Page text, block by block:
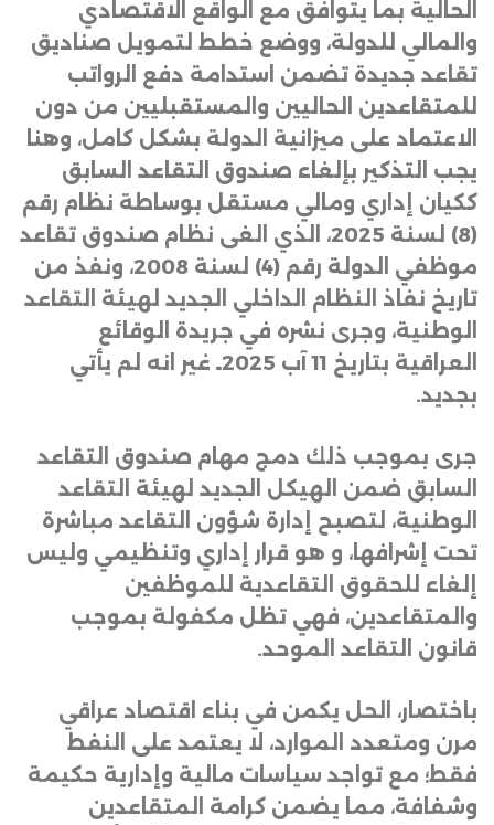
الحالية بما يتوافق مع الواقع الاقتصادي
والمالي للدولة، ووضع خطط لتمويل صناديق
تقاعد جديدة تضمن استدامة دفع الرواتب
للمتقاعدين الحاليين والمستقبليين من دون
الاعتماد على ميزانية الدولة بشكل كامل، وهنا
يجب التذكير بإلغاء صندوق التقاعد السابق
ككيان إداري ومالي مستقل بوساطة نظام رقم
(8) لسنة 2025، الذي الغى نظام صندوق تقاعد
موظفي الدولة رقم (4) لسنة 2008، ونفذ من
تاريخ نفاذ النظام الداخلي الجديد لهيئة التقاعد
الوطنية، وجرى نشره في جريدة الوقائع
العراقية بتاريخ 11 آب 2025ـ غير انه لم يأتي
بجديد.
جرى بموجب ذلك دمج مهام صندوق التقاعد
السابق ضمن الهيكل الجديد لهيئة التقاعد
الوطنية، لتصبح إدارة شؤون التقاعد مباشرة
تحت إشرافها، و هو قرار إداري وتنظيمي وليس
إلغاء للحقوق التقاعدية للموظفين
والمتقاعدين، فهي تظل مكفولة بموجب
قانون التقاعد الموحد.
باختصار، الحل يكمن في بناء اقتصاد عراقي
مرن ومتعدد الموارد، لا يعتمد على النفط
فقط؛ مع تواجد سياسات مالية وإدارية حكيمة
وشفافة، مما يضمن كرامة المتقاعدين